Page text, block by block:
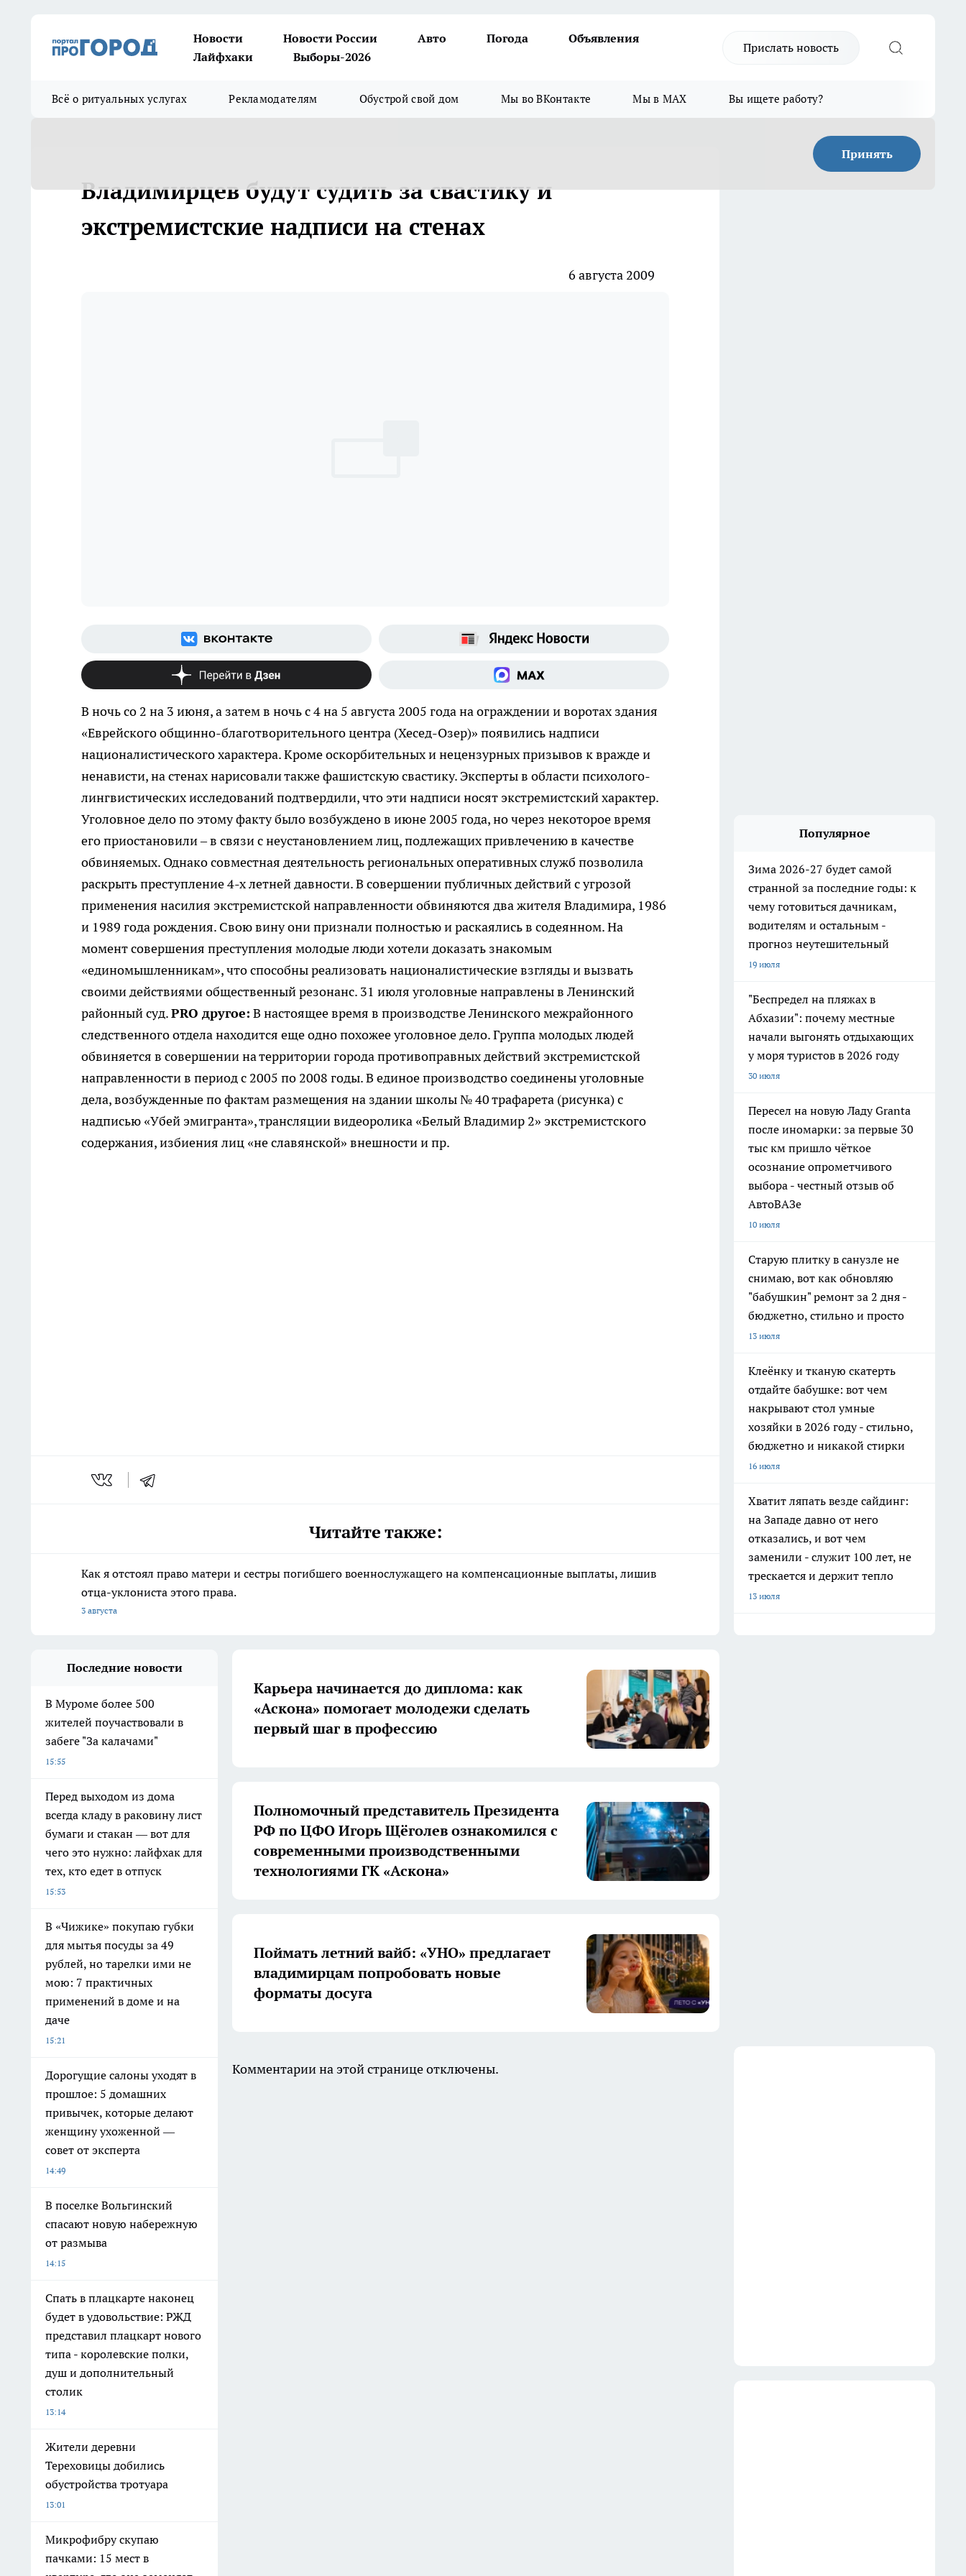
Новости Новости России Авто Погода
Объявления
Лайфхаки
Выборы-2026
Прислать новость
Всё о ритуальных услугах Рекламодателям Обустрой свой дом Мы во ВКонтакте Мы в MAX Вы ищете работу?
Принять
Владимирцев будут судить за свастику и
экстремистские надписи на стенах
6 августа 2009
В ночь со 2 на 3 июня, а затем в ночь с 4 на 5 августа 2005 года на ограждении и воротах здания
«Еврейского общинно-благотворительного центра (Хесед-Озер)» появились надписи
националистического характера. Кроме оскорбительных и нецензурных призывов к вражде и
ненависти, на стенах нарисовали также фашистскую свастику. Эксперты в области психолого-
лингвистических исследований подтвердили, что эти надписи носят экстремистский характер.
Уголовное дело по этому факту было возбуждено в июне 2005 года, но через некоторое время
его приостановили – в связи с неустановлением лиц, подлежащих привлечению в качестве
обвиняемых. Однако совместная деятельность региональных оперативных служб позволила
раскрыть преступление 4-х летней давности. В совершении публичных действий с угрозой
применения насилия экстремистской направленности обвиняются два жителя Владимира, 1986
и 1989 года рождения. Свою вину они признали полностью и раскаялись в содеянном. На
момент совершения преступления молодые люди хотели доказать знакомым
«единомышленникам», что способны реализовать националистические взгляды и вызвать
своими действиями общественный резонанс. 31 июля уголовные направлены в Ленинский
районный суд.PRO другое: В настоящее время в производстве Ленинского межрайонного
следственного отдела находится еще одно похожее уголовное дело. Группа молодых людей
обвиняется в совершении на территории города противоправных действий экстремистской
направленности в период с 2005 по 2008 годы. В единое производство соединены уголовные
дела, возбужденные по фактам размещения на здании школы № 40 трафарета (рисунка) с
надписью «Убей эмигранта», трансляции видеоролика «Белый Владимир 2» экстремистского
содержания, избиения лиц «не славянской» внешности и пр.
Читайте также:
Как я отстоял право матери и сестры погибшего военнослужащего на компенсационные выплаты, лишив
отца-уклониста этого права.
3 августа
Популярное
Зима 2026-27 будет самой
странной за последние годы: к
чему готовиться дачникам,
водителям и остальным -
прогноз неутешительный
19 июля
"Беспредел на пляжах в
Абхазии": почему местные
начали выгонять отдыхающих
у моря туристов в 2026 году
30 июля
Пересел на новую Ладу Granta
после иномарки: за первые 30
тыс км пришло чёткое
осознание опрометчивого
выбора - честный отзыв об
АвтоВАЗе
10 июля
Старую плитку в санузле не
снимаю, вот как обновляю
"бабушкин" ремонт за 2 дня -
бюджетно, стильно и просто
13 июля
Клеёнку и тканую скатерть
отдайте бабушке: вот чем
накрывают стол умные
хозяйки в 2026 году - стильно,
бюджетно и никакой стирки
16 июля
Хватит ляпать везде сайдинг:
на Западе давно от него
отказались, и вот чем
заменили - служит 100 лет, не
трескается и держит тепло
13 июля
Последние новости
В Муроме более 500
жителей поучаствовали в
забеге "За калачами"
15:55
Перед выходом из дома
всегда кладу в раковину лист
бумаги и стакан — вот для
чего это нужно: лайфхак для
тех, кто едет в отпуск
15:53
В «Чижике» покупаю губки
для мытья посуды за 49
рублей, но тарелки ими не
мою: 7 практичных
применений в доме и на
даче
15:21
Дорогущие салоны уходят в
прошлое: 5 домашних
привычек, которые делают
женщину ухоженной —
совет от эксперта
14:49
В поселке Вольгинский
спасают новую набережную
от размыва
14:15
Спать в плацкарте наконец
будет в удовольствие: РЖД
представил плацкарт нового
типа - королевские полки,
душ и дополнительный
столик
13:14
Жители деревни
Тереховицы добились
обустройства тротуара
13:01
Микрофибру скупаю
пачками: 15 мест в
Карьера начинается до диплома: как
«Аскона» помогает молодежи сделать
первый шаг в профессию
Полномочный представитель Президента
РФ по ЦФО Игорь Щёголев ознакомился с
современными производственными
технологиями ГК «Аскона»
Поймать летний вайб: «УНО» предлагает
владимирцам попробовать новые
форматы досуга
Комментарии на этой странице отключены.